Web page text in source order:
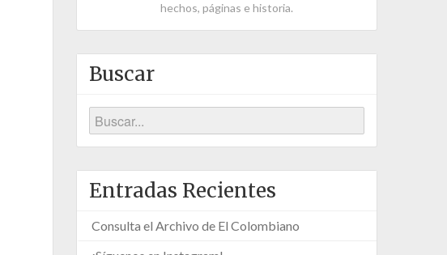
hechos, páginas e historia.
Buscar
Entradas Recientes
Consulta el Archivo de El Colombiano